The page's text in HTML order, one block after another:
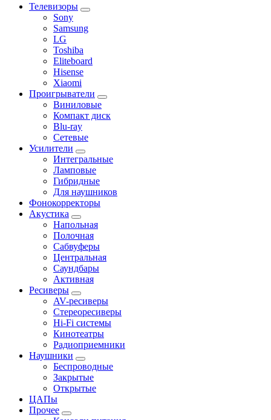
Телевизоры
Sony
Samsung
LG
Toshiba
Eliteboard
Hisense
Xiaomi
Проигрыватели
Виниловые
Компакт диск
Blu-ray
Сетевые
Усилители
Интегральные
Ламповые
Гибридные
Для наушников
Фонокорректоры
Акустика
Напольная
Полочная
Сабвуферы
Центральная
Саундбары
Активная
Ресиверы
AV-ресиверы
Стереоресиверы
Hi-Fi системы
Кинотеатры
Радиоприемники
Наушники
Беспроводные
Закрытые
Открытые
ЦАПы
Прочее